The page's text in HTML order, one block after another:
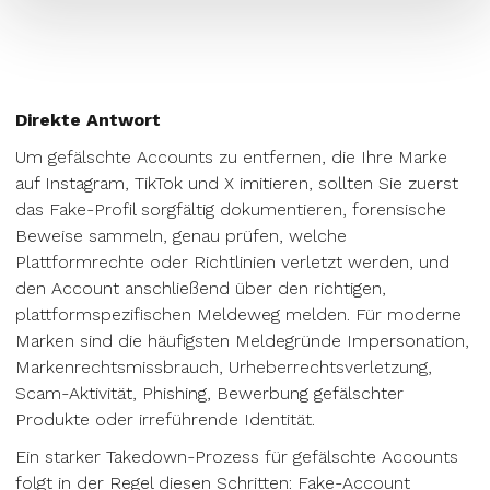
Direkte Antwort
Um gefälschte Accounts zu entfernen, die Ihre Marke
auf Instagram, TikTok und X imitieren, sollten Sie zuerst
das Fake-Profil sorgfältig dokumentieren, forensische
Beweise sammeln, genau prüfen, welche
Plattformrechte oder Richtlinien verletzt werden, und
den Account anschließend über den richtigen,
plattformspezifischen Meldeweg melden. Für moderne
Marken sind die häufigsten Meldegründe Impersonation,
Markenrechtsmissbrauch, Urheberrechtsverletzung,
Scam-Aktivität, Phishing, Bewerbung gefälschter
Produkte oder irreführende Identität.
Ein starker Takedown-Prozess für gefälschte Accounts
folgt in der Regel diesen Schritten: Fake-Account